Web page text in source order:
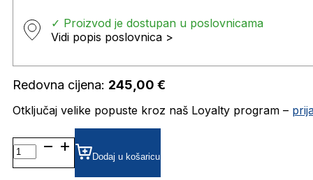
✓ Proizvod je dostupan u poslovnicama
Vidi popis poslovnica >
Redovna cijena: 245,00 €
Otključaj velike popuste kroz naš Loyalty program –
CH0049 DIOPTRIJSKI
OKVIRI
CAROLINA
Dodaj u košaricu